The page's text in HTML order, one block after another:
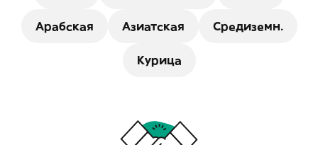
Арабская Азиатская Средиземн.
Курица